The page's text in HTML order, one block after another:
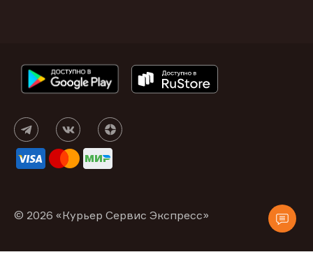
© 2026 «Курьер Сервис Экспресс»